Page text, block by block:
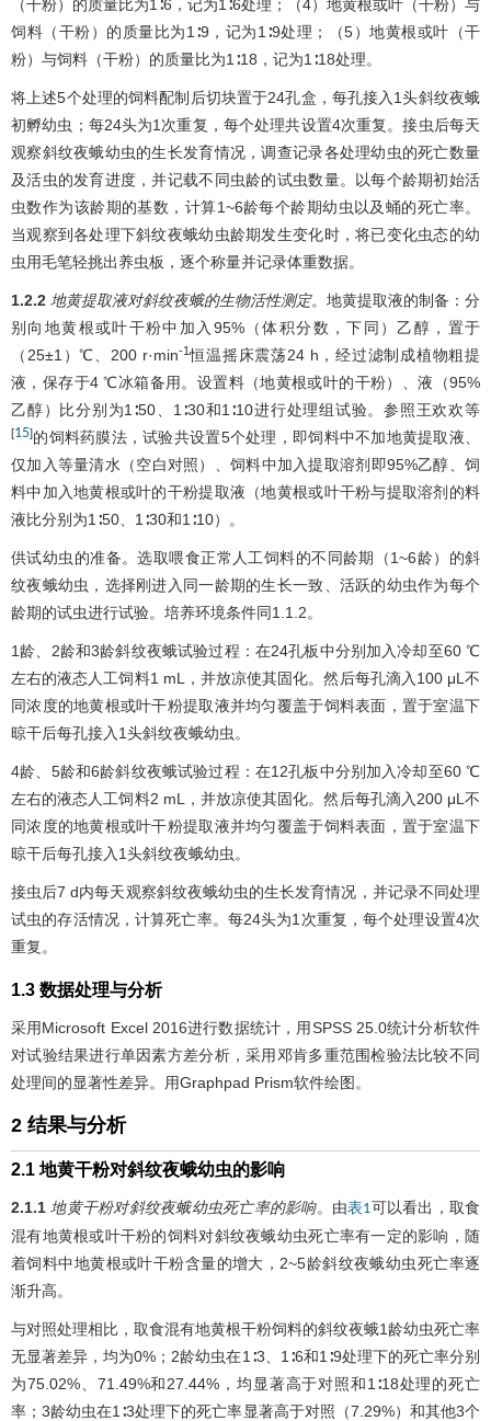
（干粉）的质量比为1∶6，记为1∶6处理；（4）地黄根或叶（干粉）与
饲料（干粉）的质量比为1∶9，记为1∶9处理；（5）地黄根或叶（干
粉）与饲料（干粉）的质量比为1∶18，记为1∶18处理。
将上述5个处理的饲料配制后切块置于24孔盒，每孔接入1头斜纹夜蛾
初孵幼虫；每24头为1次重复，每个处理共设置4次重复。接虫后每天
观察斜纹夜蛾幼虫的生长发育情况，调查记录各处理幼虫的死亡数量
及活虫的发育进度，并记载不同虫龄的试虫数量。以每个龄期初始活
虫数作为该龄期的基数，计算1~6龄每个龄期幼虫以及蛹的死亡率。
当观察到各处理下斜纹夜蛾幼虫龄期发生变化时，将已变化虫态的幼
虫用毛笔轻挑出养虫板，逐个称量并记录体重数据。
1.2.2 地黄提取液对斜纹夜蛾的生物活性测定。地黄提取液的制备：分
别向地黄根或叶干粉中加入95%（体积分数，下同）乙醇，置于
（25±1）℃、200 r·min-1恒温摇床震荡24 h，经过滤制成植物粗提
液，保存于4 ℃冰箱备用。设置料（地黄根或叶的干粉）、液（95%
乙醇）比分别为1∶50、1∶30和1∶10进行处理组试验。参照王欢欢等
[15]的饲料药膜法，试验共设置5个处理，即饲料中不加地黄提取液、
仅加入等量清水（空白对照）、饲料中加入提取溶剂即95%乙醇、饲
料中加入地黄根或叶的干粉提取液（地黄根或叶干粉与提取溶剂的料
液比分别为1∶50、1∶30和1∶10）。
供试幼虫的准备。选取喂食正常人工饲料的不同龄期（1~6龄）的斜
纹夜蛾幼虫，选择刚进入同一龄期的生长一致、活跃的幼虫作为每个
龄期的试虫进行试验。培养环境条件同1.1.2。
1龄、2龄和3龄斜纹夜蛾试验过程：在24孔板中分别加入冷却至60 ℃
左右的液态人工饲料1 mL，并放凉使其固化。然后每孔滴入100 μL不
同浓度的地黄根或叶干粉提取液并均匀覆盖于饲料表面，置于室温下
晾干后每孔接入1头斜纹夜蛾幼虫。
4龄、5龄和6龄斜纹夜蛾试验过程：在12孔板中分别加入冷却至60 ℃
左右的液态人工饲料2 mL，并放凉使其固化。然后每孔滴入200 μL不
同浓度的地黄根或叶干粉提取液并均匀覆盖于饲料表面，置于室温下
晾干后每孔接入1头斜纹夜蛾幼虫。
接虫后7 d内每天观察斜纹夜蛾幼虫的生长发育情况，并记录不同处理
试虫的存活情况，计算死亡率。每24头为1次重复，每个处理设置4次
重复。
1.3 数据处理与分析
采用Microsoft Excel 2016进行数据统计，用SPSS 25.0统计分析软件
对试验结果进行单因素方差分析，采用邓肯多重范围检验法比较不同
处理间的显著性差异。用Graphpad Prism软件绘图。
2 结果与分析
2.1 地黄干粉对斜纹夜蛾幼虫的影响
2.1.1 地黄干粉对斜纹夜蛾幼虫死亡率的影响。由表1可以看出，取食
混有地黄根或叶干粉的饲料对斜纹夜蛾幼虫死亡率有一定的影响，随
着饲料中地黄根或叶干粉含量的增大，2~5龄斜纹夜蛾幼虫死亡率逐
渐升高。
与对照处理相比，取食混有地黄根干粉饲料的斜纹夜蛾1龄幼虫死亡率
无显著差异，均为0%；2龄幼虫在1∶3、1∶6和1∶9处理下的死亡率分别
为75.02%、71.49%和27.44%，均显著高于对照和1∶18处理的死亡
率；3龄幼虫在1∶3处理下的死亡率显著高于对照（7.29%）和其他3个